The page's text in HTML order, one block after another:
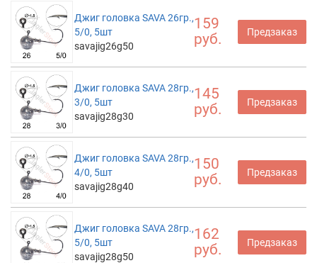
Джиг головка SAVA 26гр.,
5/0, 5шт
savajig26g50
159
руб.
Предзаказ
Джиг головка SAVA 28гр.,
3/0, 5шт
savajig28g30
145
руб.
Предзаказ
Джиг головка SAVA 28гр.,
4/0, 5шт
savajig28g40
150
руб.
Предзаказ
Джиг головка SAVA 28гр.,
5/0, 5шт
savajig28g50
162
руб.
Предзаказ